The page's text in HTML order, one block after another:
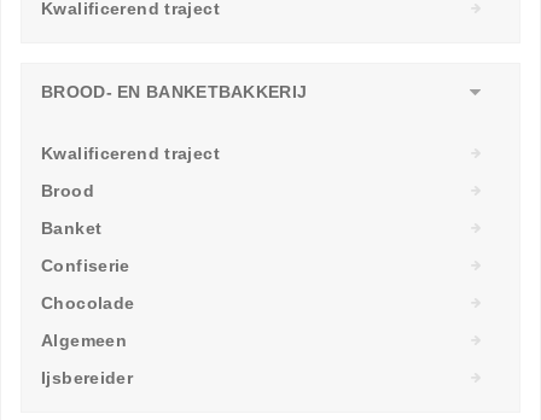
Kwalificerend traject
BROOD- EN BANKETBAKKERIJ
Kwalificerend traject
Brood
Banket
Confiserie
Chocolade
Algemeen
Ijsbereider